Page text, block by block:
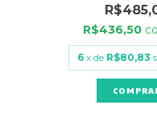
R$436,50
6 x de R$80,83